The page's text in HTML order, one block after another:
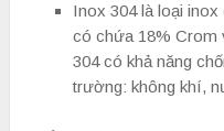
Inox 304 là loại
có chứa 18% Crom
304 có khả năng
trường: không khí,